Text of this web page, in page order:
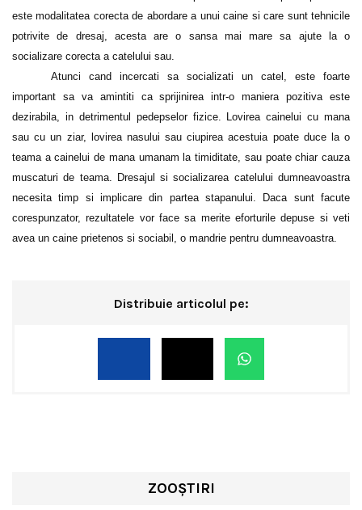
este modalitatea corecta de abordare a unui caine si care sunt tehnicile
potrivite de dresaj, acesta are o sansa mai mare sa ajute la o
socializare corecta a catelului sau.
Atunci cand incercati sa socializati un catel, este foarte
important sa va amintiti ca sprijinirea intr-o maniera pozitiva este
dezirabila, in detrimentul pedepselor fizice. Lovirea cainelui cu mana
sau cu un ziar, lovirea nasului sau ciupirea acestuia poate duce la o
teama a cainelui de mana umanam la timiditate, sau poate chiar cauza
muscaturi de teama. Dresajul si socializarea catelului dumneavoastra
necesita timp si implicare din partea stapanului. Daca sunt facute
corespunzator, rezultatele vor face sa merite eforturile depuse si veti
avea un caine prietenos si sociabil, o mandrie pentru dumneavoastra.
Distribuie articolul pe:
ZOOȘTIRI